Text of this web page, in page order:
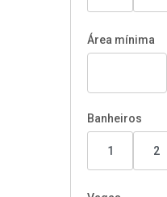
Área mínima
Banheiros
1 2